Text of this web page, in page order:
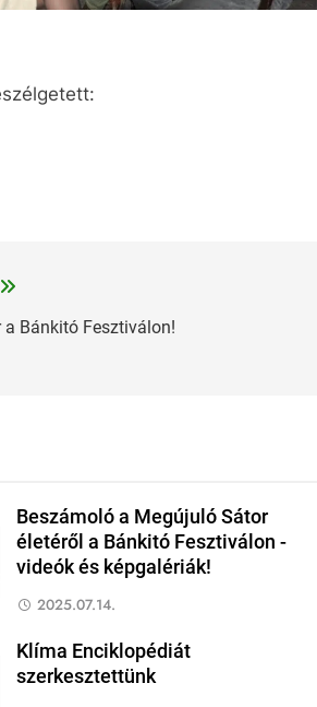
a Bánkitó Fesztiválon!
Beszámoló a Megújuló Sátor
életéről a Bánkitó Fesztiválon -
videók és képgalériák!
2025.07.14.
Klíma Enciklopédiát
szerkesztettünk